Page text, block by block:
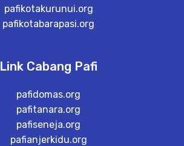
pafikotakurunui.org
pafikotabarapasi.org
Link Cabang Pafi
pafidomas.org
pafitanara.org
pafiseneja.org
pafianjerkidu.org